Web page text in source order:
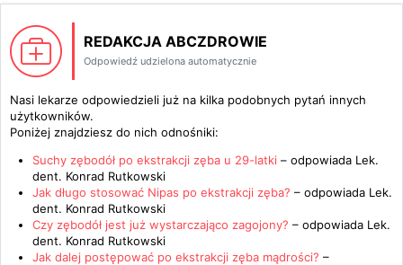
REDAKCJA ABCZDROWIE
Odpowiedź udzielona automatycznie
Nasi lekarze odpowiedzieli już na kilka podobnych pytań innych
użytkowników.
Poniżej znajdziesz do nich odnośniki:
Suchy zębodół po ekstrakcji zęba u 29-latki – odpowiada Lek.
dent. Konrad Rutkowski
Jak długo stosować Nipas po ekstrakcji zęba? – odpowiada Lek.
dent. Konrad Rutkowski
Czy zębodół jest już wystarczająco zagojony? – odpowiada Lek.
dent. Konrad Rutkowski
Jak dalej postępować po ekstrakcji zęba mądrości? –